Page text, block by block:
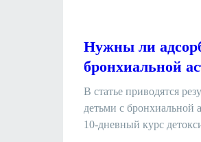
Нужны ли
бронхиальной
В статье приводятся
детьми с бронхиальной
10-дневный курс